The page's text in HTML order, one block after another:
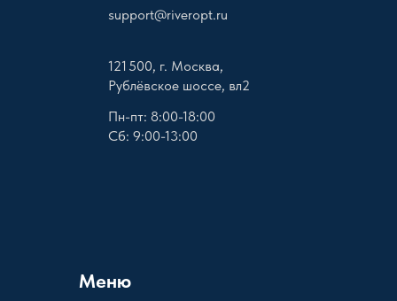
support@riveropt.ru
Меню
121 500, г. Москва,
Рублёвское шоссе, вл2
Пн-пт: 8:00-18:00
Сб: 9:00-13:00